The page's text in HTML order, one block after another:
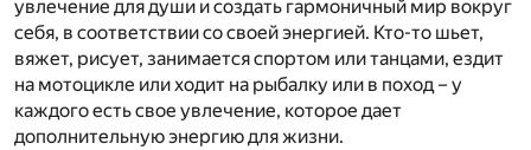
увлечение для души и создать гармоничный мир вокруг
себя, в соответствии со своей энергией. Кто-то шьет,
вяжет, рисует, занимается спортом или танцами, ездит
на мотоцикле или ходит на рыбалку или в поход – у
каждого есть свое увлечение, которое дает
дополнительную энергию для жизни.